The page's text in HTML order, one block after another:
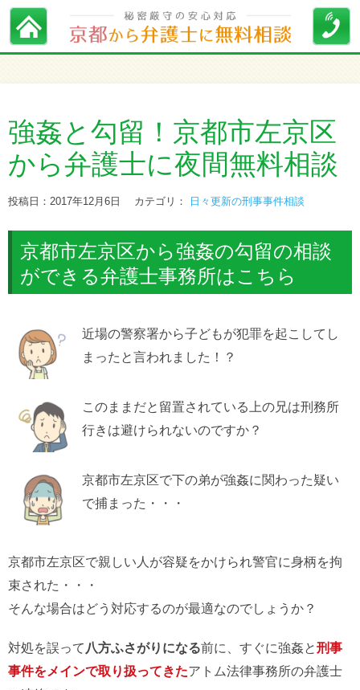
強姦と勾留！京都市左京区
から弁護士に夜間無料相談
投稿日：2017年12月6日 カテゴリ： 日々更新の刑事事件相談
京都市左京区から強姦の勾留の相談
ができる弁護士事務所はこちら
近場の警察署から子どもが犯罪を起こしてし
まったと言われました！？
このままだと留置されている上の兄は刑務所
行きは避けられないのですか？
京都市左京区で下の弟が強姦に関わった疑い
で捕まった・・・
京都市左京区で親しい人が容疑をかけられ警官に身柄を拘
束された・・・
そんな場合はどう対応するのが最適なのでしょうか？
対処を誤って 八方ふさがりになる前に、すぐに強姦と刑事
事件をメインで取り扱ってきたアトム法律事務所の弁護士